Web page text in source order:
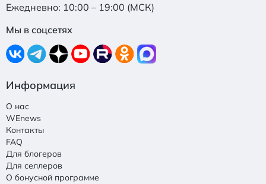
Ежедневно: 10:00 – 19:00 (МСК)
Мы в соцсетях
Информация
О нас
WEnews
Контакты
FAQ
Для блогеров
Для селлеров
О бонусной программе